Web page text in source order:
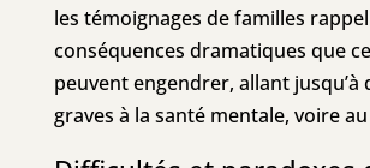
les témoignages de familles
conséquences dramatiques que
peuvent engendrer, allant jusqu’à
graves à la santé mentale, voire